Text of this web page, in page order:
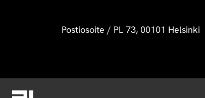
Postiosoite / PL 73, 00101 Helsinki